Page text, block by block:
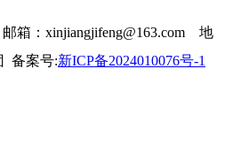
邮箱：xinjiangjifeng@163.com 地
备案号:新ICP备2024010076号-1